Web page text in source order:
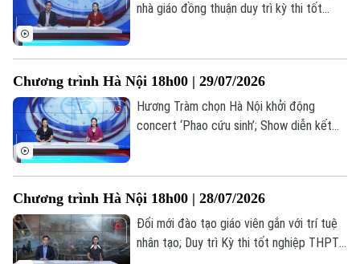
nhà giáo đồng thuận duy trì kỳ thi tốt
Chương trình Hà Nội 18h00 | 29/07/2026
Hương Tràm chọn Hà Nội khởi động
concert ‘Phao cứu sinh’; Show diễn kết
bản tin hôm nay.
Chương trình Hà Nội 18h00 | 28/07/2026
Đổi mới đào tạo giáo viên gắn với trí tuệ
nhân tạo; Duy trì Kỳ thi tốt nghiệp THPT